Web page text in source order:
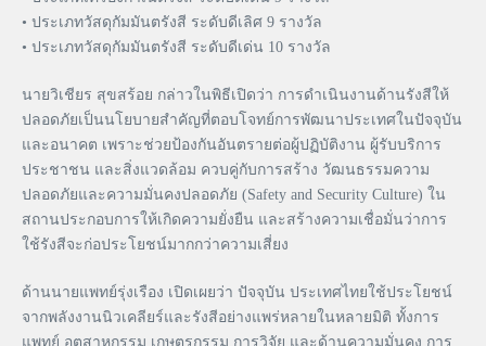
• ประเภทวัสดุกัมมันตรังสี ระดับดีเลิศ 9 รางวัล
• ประเภทวัสดุกัมมันตรังสี ระดับดีเด่น 10 รางวัล
นายวิเชียร สุขสร้อย กล่าวในพิธีเปิดว่า การดำเนินงานด้านรังสีให้
ปลอดภัยเป็นนโยบายสำคัญที่ตอบโจทย์การพัฒนาประเทศในปัจจุบัน
และอนาคต เพราะช่วยป้องกันอันตรายต่อผู้ปฏิบัติงาน ผู้รับบริการ
ประชาชน และสิ่งแวดล้อม ควบคู่กับการสร้าง วัฒนธรรมความ
ปลอดภัยและความมั่นคงปลอดภัย (Safety and Security Culture) ใน
สถานประกอบการให้เกิดความยั่งยืน และสร้างความเชื่อมั่นว่าการ
ใช้รังสีจะก่อประโยชน์มากกว่าความเสี่ยง
ด้านนายแพทย์รุ่งเรือง เปิดเผยว่า ปัจจุบัน ประเทศไทยใช้ประโยชน์
จากพลังงานนิวเคลียร์และรังสีอย่างแพร่หลายในหลายมิติ ทั้งการ
แพทย์ อุตสาหกรรม เกษตรกรรม การวิจัย และด้านความมั่นคง การ